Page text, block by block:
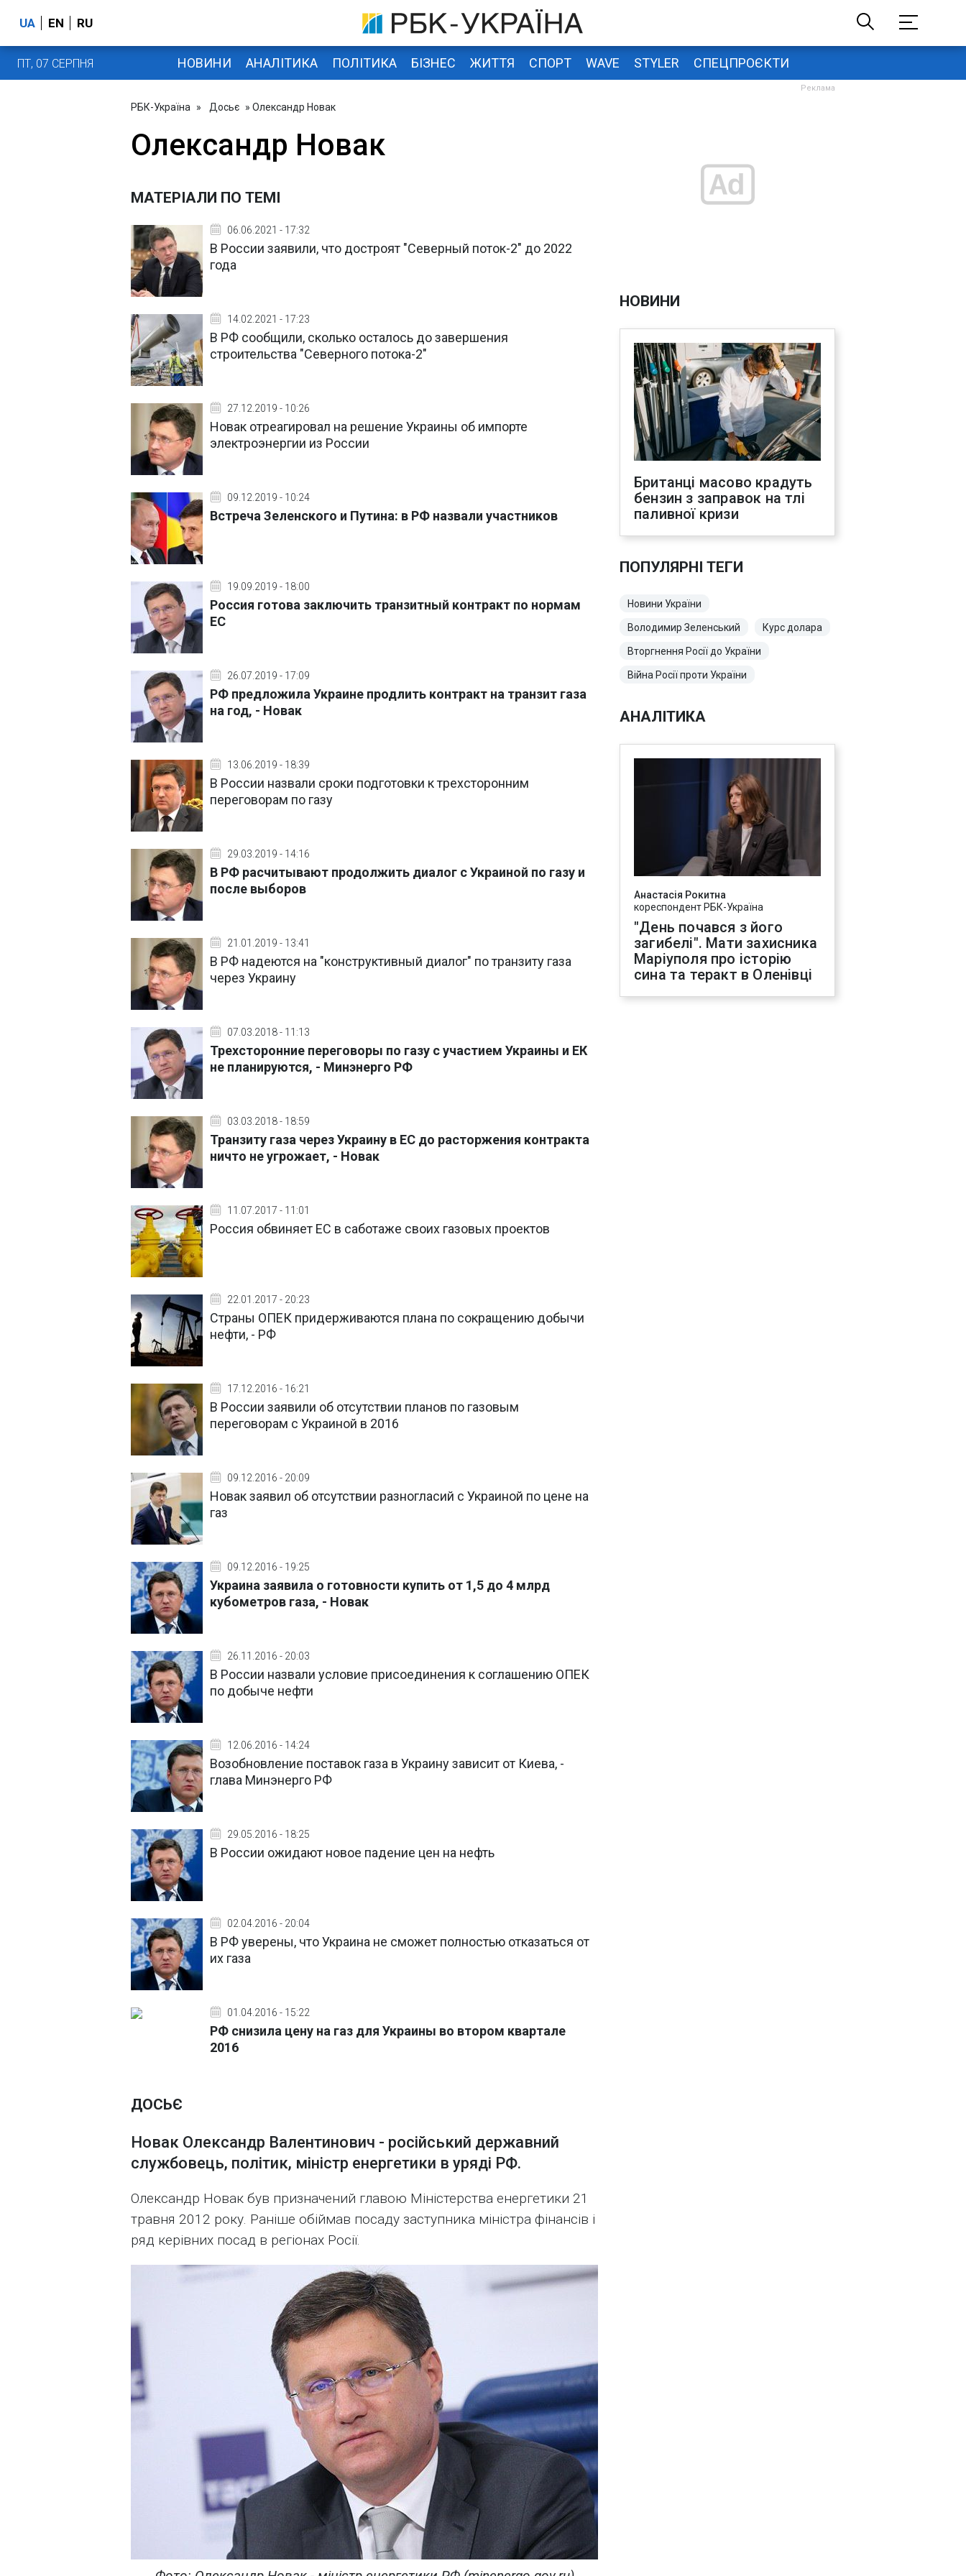
UA EN RU
ПТ, 07 СЕРПНЯ НОВИНИ АНАЛІТИКА ПОЛІТИКА БІЗНЕС ЖИТТЯ СПОРТ WAVE STYLER СПЕЦПРОЄКТИ
РБК-Україна » Досьє » Олександр Новак
Олександр Новак
МАТЕРІАЛИ ПО ТЕМІ
06.06.2021 - 17:32
В России заявили, что достроят "Северный поток-2" до 2022
года
14.02.2021 - 17:23
В РФ сообщили, сколько осталось до завершения
строительства "Северного потока-2"
27.12.2019 - 10:26
Новак отреагировал на решение Украины об импорте
электроэнергии из России
09.12.2019 - 10:24
Встреча Зеленского и Путина: в РФ назвали участников
19.09.2019 - 18:00
Россия готова заключить транзитный контракт по нормам
ЕС
26.07.2019 - 17:09
РФ предложила Украине продлить контракт на транзит газа
на год, - Новак
13.06.2019 - 18:39
В России назвали сроки подготовки к трехсторонним
переговорам по газу
29.03.2019 - 14:16
В РФ расчитывают продолжить диалог с Украиной по газу и
после выборов
21.01.2019 - 13:41
В РФ надеются на "конструктивный диалог" по транзиту газа
через Украину
07.03.2018 - 11:13
Трехсторонние переговоры по газу с участием Украины и ЕК
не планируются, - Минэнерго РФ
03.03.2018 - 18:59
Транзиту газа через Украину в ЕС до расторжения контракта
ничто не угрожает, - Новак
11.07.2017 - 11:01
Россия обвиняет ЕС в саботаже своих газовых проектов
22.01.2017 - 20:23
Страны ОПЕК придерживаются плана по сокращению добычи
нефти, - РФ
17.12.2016 - 16:21
В России заявили об отсутствии планов по газовым
переговорам с Украиной в 2016
09.12.2016 - 20:09
Новак заявил об отсутствии разногласий с Украиной по цене на
газ
09.12.2016 - 19:25
Украина заявила о готовности купить от 1,5 до 4 млрд
кубометров газа, - Новак
26.11.2016 - 20:03
В России назвали условие присоединения к соглашению ОПЕК
по добыче нефти
12.06.2016 - 14:24
Возобновление поставок газа в Украину зависит от Киева, -
глава Минэнерго РФ
29.05.2016 - 18:25
В России ожидают новое падение цен на нефть
02.04.2016 - 20:04
В РФ уверены, что Украина не сможет полностью отказаться от
их газа
01.04.2016 - 15:22
РФ снизила цену на газ для Украины во втором квартале
2016
ДОСЬЄ
Новак Олександр Валентинович - російський державний
службовець, політик, міністр енергетики в уряді РФ.
Олександр Новак був призначений главою Міністерства енергетики 21
травня 2012 року. Раніше обіймав посаду заступника міністра фінансів і
ряд керівних посад в регіонах Росії.
НОВИНИ
Британці масово крадуть
бензин з заправок на тлі
паливної кризи
ПОПУЛЯРНІ ТЕГИ
Новини України
Володимир Зеленський Курс долара
Вторгнення Росії до України
Війна Росії проти України
АНАЛІТИКА
Анастасія Рокитна
кореспондент РБК-Україна
"День почався з його
загибелі". Мати захисника
Маріуполя про історію
сина та теракт в Оленівці